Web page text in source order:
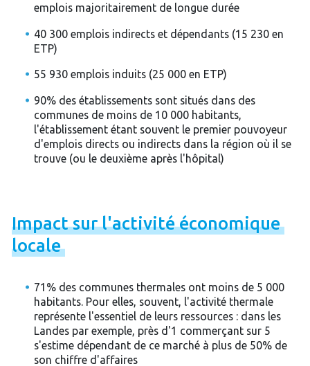
emplois majoritairement de longue durée
40 300 emplois indirects et dépendants (15 230 en
ETP)
55 930 emplois induits (25 000 en ETP)
90% des établissements sont situés dans des
communes de moins de 10 000 habitants,
l'établissement étant souvent le premier pouvoyeur
d'emplois directs ou indirects dans la région où il se
trouve (ou le deuxième après l'hôpital)
Impactsurl'activitééconomique
locale
71% des communes thermales ont moins de 5 000
habitants. Pour elles, souvent, l'activité thermale
représente l'essentiel de leurs ressources : dans les
Landes par exemple, près d'1 commerçant sur 5
s'estime dépendant de ce marché à plus de 50% de
son chiffre d'affaires